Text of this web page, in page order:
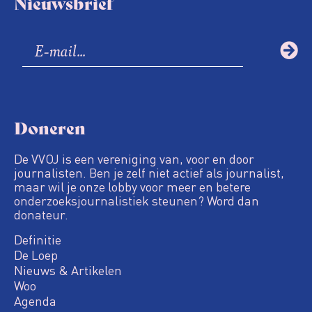
Doneren
De VVOJ is een vereniging van, voor en door
journalisten. Ben je zelf niet actief als journalist,
maar wil je onze lobby voor meer en betere
onderzoeksjournalistiek steunen? Word dan
donateur.
Definitie
De Loep
Nieuws & Artikelen
Woo
Agenda